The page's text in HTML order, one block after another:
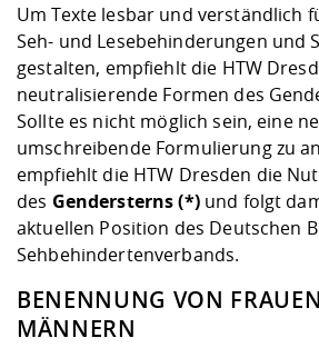
Um Texte lesbar und verständlich
Seh- und Lesebehinderungen und
gestalten, empfiehlt die HTW
neutralisierende Formen des
Sollte es nicht möglich sein, eine
umschreibende Formulierung zu
empfiehlt die HTW Dresden die
des Gendersterns (*)und folgt
aktuellen Position des Deutschen
Sehbehindertenverbands.
BENENNUNG VON
MÄNNERN